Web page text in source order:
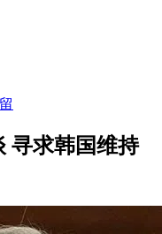
寻求韩国维持